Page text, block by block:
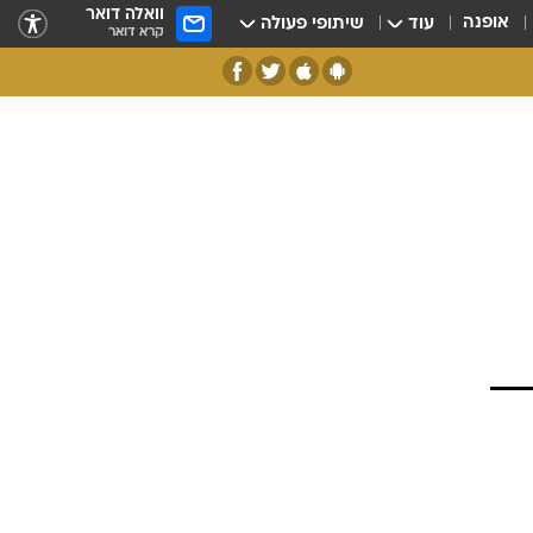
אופנה עוד שיתופי פעולה וואלה דואר
קרא דואר